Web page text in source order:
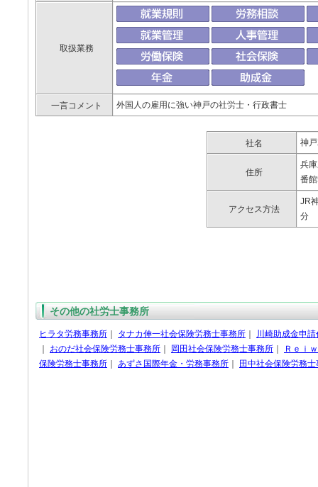
取扱業務
一言コメント 外国人の雇用に強い神戸の社労士・行政書士
社名 神
住所
兵
番
アクセス方法
JR
分
その他の社労士事務所
ヒラタ労務事務所 タナカ伸一社会保険労務士事務所
川崎助成金申
おのだ社会保険労務士事務所 岡田社会保険労務士事務所
Ｒｅｉ
保険労務士事務所
あずさ国際年金・労務事務所 田中社会保険労務